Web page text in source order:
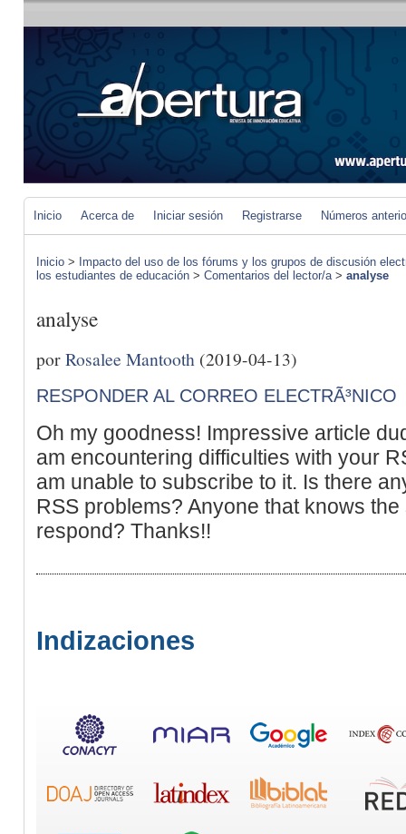
Inicio Acerca de Iniciar sesión Registrarse Números
Inicio > Impacto del uso de los fórums y los grupos de discusión
los estudiantes de educación > Comentarios del lector/a> analyse
analyse
porRosalee Mantooth (2019-04-13)
RESPONDER AL CORREO ELECTRÃ³NICO
Oh my goodness! Impressive article
am encountering difficulties with your
am unable to subscribe to it. Is there
RSS problems? Anyone that knows
respond? Thanks!!
Indizaciones